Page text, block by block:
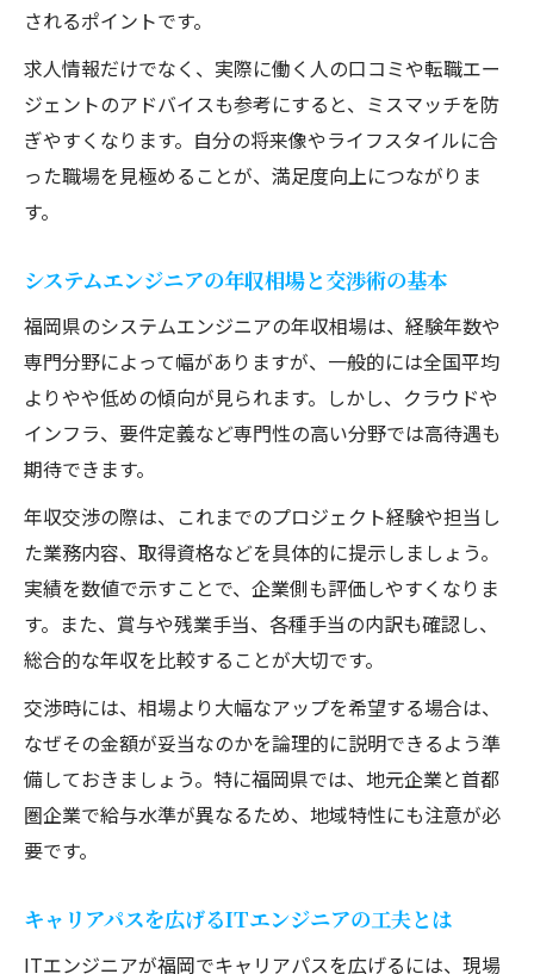
されるポイントです。
求人情報だけでなく、実際に働く人の口コミや転職エー
ジェントのアドバイスも参考にすると、ミスマッチを防
ぎやすくなります。自分の将来像やライフスタイルに合
った職場を見極めることが、満足度向上につながりま
す。
システムエンジニアの年収相場と交渉術の基本
福岡県のシステムエンジニアの年収相場は、経験年数や
専門分野によって幅がありますが、一般的には全国平均
よりやや低めの傾向が見られます。しかし、クラウドや
インフラ、要件定義など専門性の高い分野では高待遇も
期待できます。
年収交渉の際は、これまでのプロジェクト経験や担当し
た業務内容、取得資格などを具体的に提示しましょう。
実績を数値で示すことで、企業側も評価しやすくなりま
す。また、賞与や残業手当、各種手当の内訳も確認し、
総合的な年収を比較することが大切です。
交渉時には、相場より大幅なアップを希望する場合は、
なぜその金額が妥当なのかを論理的に説明できるよう準
備しておきましょう。特に福岡県では、地元企業と首都
圏企業で給与水準が異なるため、地域特性にも注意が必
要です。
キャリアパスを広げるITエンジニアの工夫とは
ITエンジニアが福岡でキャリアパスを広げるには、現場